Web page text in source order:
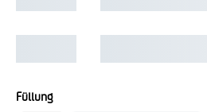
Füllungauswählen